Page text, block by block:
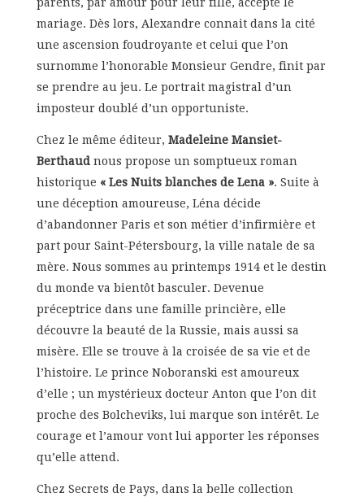
parents, par amour pour leur fille, accepte le
mariage. Dès lors, Alexandre connait dans la cité
une ascension foudroyante et celui que l’on
surnomme l’honorable Monsieur Gendre, finit par
se prendre au jeu. Le portrait magistral d’un
imposteur doublé d’un opportuniste.
Chez le même éditeur, Madeleine Mansiet-
Berthaudnous propose un somptueux roman
historique « Les Nuits blanches de Lena ». Suite à
une déception amoureuse, Léna décide
d’abandonner Paris et son métier d’infirmière et
part pour Saint-Pétersbourg, la ville natale de sa
mère. Nous sommes au printemps 1914 et le destin
du monde va bientôt basculer. Devenue
préceptrice dans une famille princière, elle
découvre la beauté de la Russie, mais aussi sa
misère. Elle se trouve à la croisée de sa vie et de
l’histoire. Le prince Noboranski est amoureux
d’elle ; un mystérieux docteur Anton que l’on dit
proche des Bolcheviks, lui marque son intérêt. Le
courage et l’amour vont lui apporter les réponses
qu’elle attend.
Chez Secrets de Pays, dans la belle collection